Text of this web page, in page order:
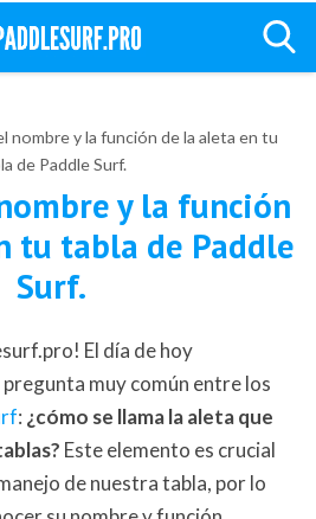
nombre y la función de la aleta en tu
de Paddle Surf.
y la función
tu tabla de Paddle
Surf.
El día de hoy
muy común entre los
: ¿cómo se llama la aleta que
Este elemento es crucial
de nuestra tabla, por lo